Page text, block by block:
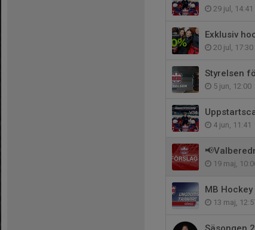
29 jul, 14:41
Exklusiv
20 jul, 17:30
Styrelsen
5 jun, 12:00
4 jun, 11:41
19 maj,
MB
13 maj,